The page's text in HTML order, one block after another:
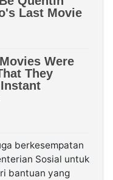
berkesempatan
Sosial untuk
bantuan yang